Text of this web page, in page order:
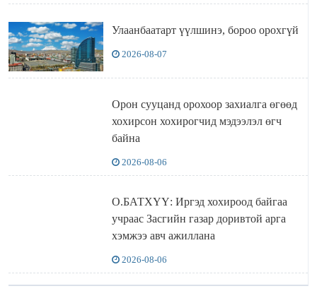
Улаанбаатарт үүлшинэ, бороо орохгүй
2026-08-07
Орон сууцанд орохоор захиалга өгөөд
хохирсон хохирогчид мэдээлэл өгч
байна
2026-08-06
О.БАТХҮҮ: Иргэд хохироод байгаа
учраас Засгийн газар доривтой арга
хэмжээ авч ажиллана
2026-08-06